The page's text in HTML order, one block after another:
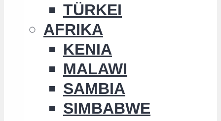
TÜRKEI
AFRIKA
KENIA
MALAWI
SAMBIA
SIMBABWE